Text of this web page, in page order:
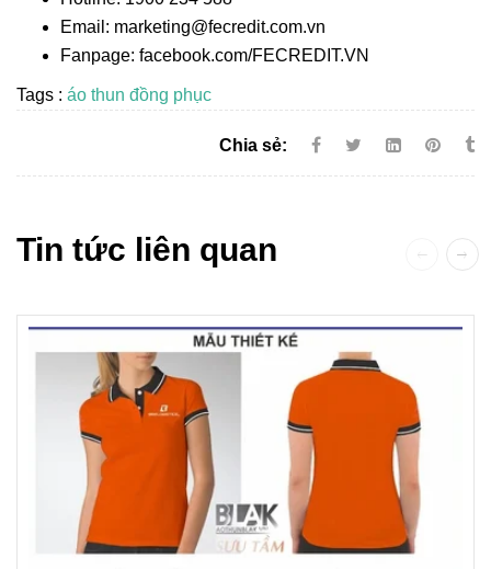
Email: marketing@fecredit.com.vn
Fanpage: facebook.com/FECREDIT.VN
Tags : áo thun đồng phục
Chia sẻ:
Tin tức liên quan